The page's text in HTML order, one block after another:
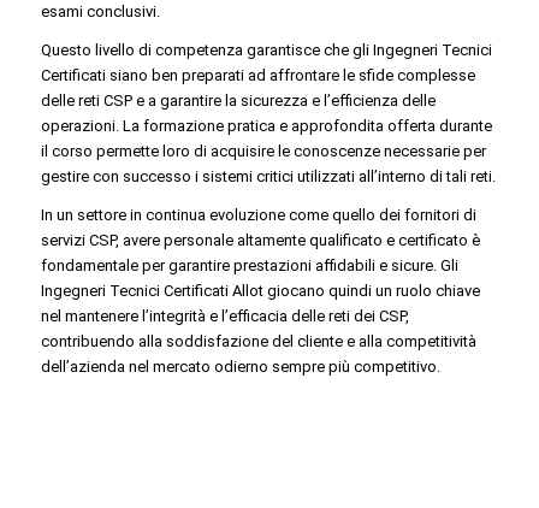
esami conclusivi.
Questo livello di competenza garantisce che gli Ingegneri Tecnici
Certificati siano ben preparati ad affrontare le sfide complesse
delle reti CSP e a garantire la sicurezza e l’efficienza delle
operazioni. La formazione pratica e approfondita offerta durante
il corso permette loro di acquisire le conoscenze necessarie per
gestire con successo i sistemi critici utilizzati all’interno di tali reti.
In un settore in continua evoluzione come quello dei fornitori di
servizi CSP, avere personale altamente qualificato e certificato è
fondamentale per garantire prestazioni affidabili e sicure. Gli
Ingegneri Tecnici Certificati Allot giocano quindi un ruolo chiave
nel mantenere l’integrità e l’efficacia delle reti dei CSP,
contribuendo alla soddisfazione del cliente e alla competitività
dell’azienda nel mercato odierno sempre più competitivo.